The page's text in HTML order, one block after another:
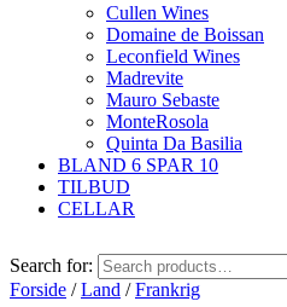
Cullen Wines
Domaine de Boissan
Leconfield Wines
Madrevite
Mauro Sebaste
MonteRosola
Quinta Da Basilia
BLAND 6 SPAR 10
TILBUD
CELLAR
Search for:
Forside /Land /Frankrig